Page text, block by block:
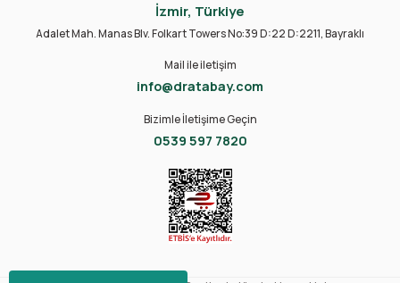
İzmir, Türkiye
Adalet Mah. Manas Blv. Folkart Towers No:39 D:22 D:2211, Bayraklı
Mail ile iletişim
info@dratabay.com
Bizimle İletişime Geçin
0539 597 7820